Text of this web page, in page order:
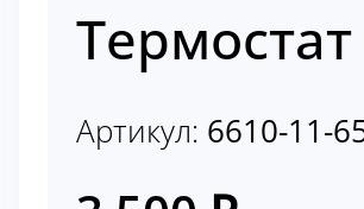
Артикул: 6610-11-